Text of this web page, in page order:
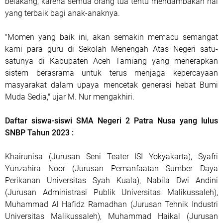
yang terbaik bagi anak-anaknya.
"Momen yang baik ini, akan semakin memacu semangat
kami para guru di Sekolah Menengah Atas Negeri satu-
satunya di Kabupaten Aceh Tamiang yang menerapkan
sistem berasrama untuk terus menjaga kepercayaan
masyarakat dalam upaya mencetak generasi hebat Bumi
Muda Sedia," ujar M. Nur mengakhiri.
Daftar siswa-siswi SMA Negeri 2 Patra Nusa yang lulus
SNBP Tahun 2023 :
Khairunisa (Jurusan Seni Teater ISI Yokyakarta), Syafri
Yunzahira Noor (Jurusan Pemanfaatan Sumber Daya
Perikanan Universitas Syah Kuala), Nabila Dwi Andini
(Jurusan Administrasi Publik Universitas Malikussaleh),
Muhammad Al Hafidz Ramadhan (Jurusan Tehnik Industri
Universitas Malikussaleh), Muhammad Haikal (Jurusan